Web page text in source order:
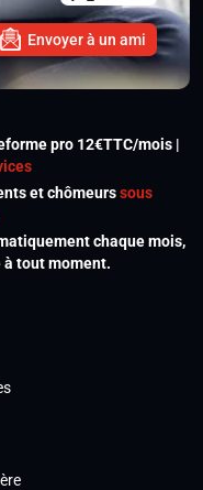
Envoyer à un ami
pro 12€TTC/mois |
et chômeurssous
chaque mois,
tout moment.